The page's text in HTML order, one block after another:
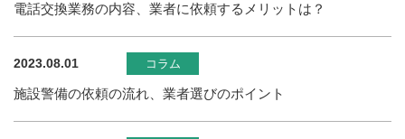
電話交換業務の内容、業者に依頼するメリットは？
2023.08.01 コラム
施設警備の依頼の流れ、業者選びのポイント